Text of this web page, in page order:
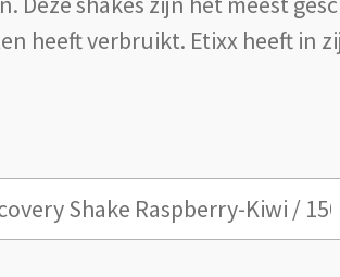
heeft verbruikt. Etixx heeft in